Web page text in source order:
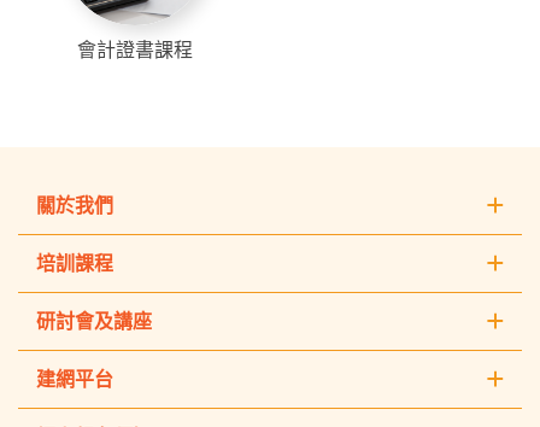
會計證書課程
關於我們
培訓課程
研討會及講座
建網平台